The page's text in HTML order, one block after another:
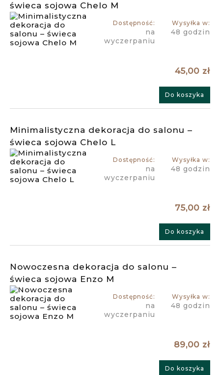
świeca sojowa Chelo M
Dostępność:
na
wyczerpaniu
Wysyłka w:
48 godzin
45,00 zł
Do koszyka
Minimalistyczna dekoracja do salonu –
świeca sojowa Chelo L
Dostępność:
na
wyczerpaniu
Wysyłka w:
48 godzin
75,00 zł
Do koszyka
Nowoczesna dekoracja do salonu –
świeca sojowa Enzo M
Dostępność:
na
wyczerpaniu
Wysyłka w:
48 godzin
89,00 zł
Do koszyka